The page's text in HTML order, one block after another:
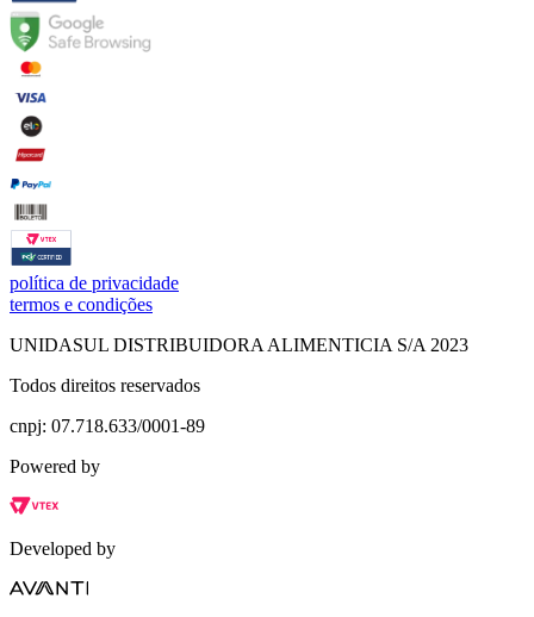
política de privacidade
termos e condições
UNIDASUL DISTRIBUIDORA ALIMENTICIA S/A 2023
Todos direitos reservados
cnpj: 07.718.633/0001-89
Powered by
Developed by